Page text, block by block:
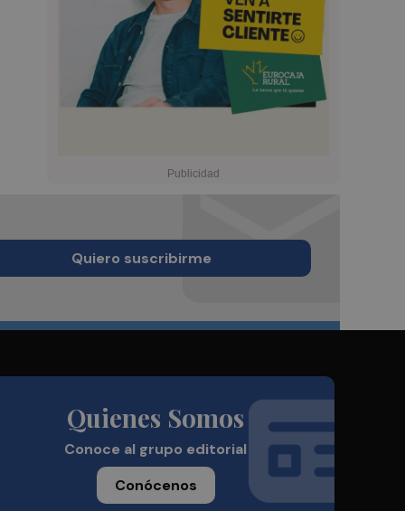
Quiero suscribirme
Quienes Somos
Conoce al grupo editorial
Conócenos